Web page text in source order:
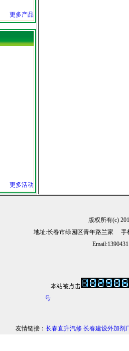
更多产品
更多活动
版权所有(c)
地址:长春市绿园区青年路兰家
本站被点击
号
友情链接： 长春直升汽修 长春建设外加剂